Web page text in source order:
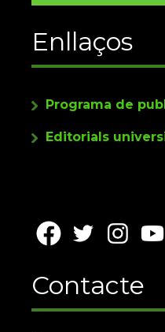
Enllaços
Programa de
Editorials
Contacte